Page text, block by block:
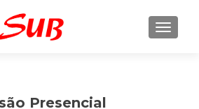
Presencial